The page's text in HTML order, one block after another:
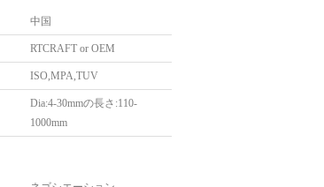
中国
RTCRAFT or OEM
ISO,MPA,TUV
Dia:4-30mmの長さ:110-
1000mm